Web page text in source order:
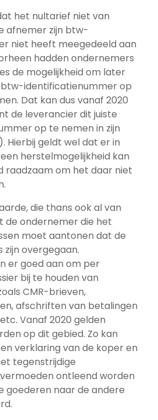
het nultarief niet van
afnemer zijn btw-
niet heeft meegedeeld aan
hadden ondernemers
de mogelijkheid om later
identificatienummer op
Dat kan dus vanaf 2020
de leverancier dit juiste
op te nemen in zijn
Hierbij geldt wel dat er in
herstelmogelijkheid kan
raadzaam om het daar niet
die thans ook al van
de ondernemer die het
moet aantonen dat de
overgegaan.
er goed aan om per
bij te houden van
CMR-brieven,
afschriften van betalingen
Vanaf 2020 gelden
op dit gebied. Zo kan
verklaring van de koper en
tegenstrijdige
ontleend worden
goederen naar de andere